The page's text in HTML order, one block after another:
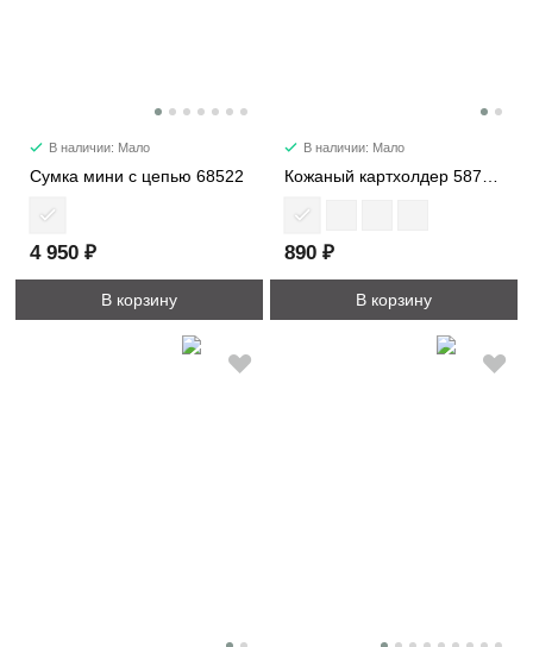
В наличии: Мало
Сумка мини с цепью 68522
4 950 ₽
В корзину
В наличии: Мало
890 ₽
В корзину